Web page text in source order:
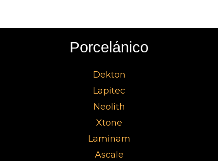
Porcelánico
Dekton
Lapitec
Neolith
Xtone
Laminam
Ascale